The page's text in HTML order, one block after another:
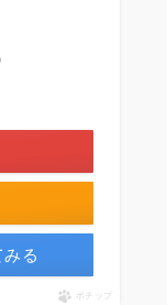
る
ポチップ